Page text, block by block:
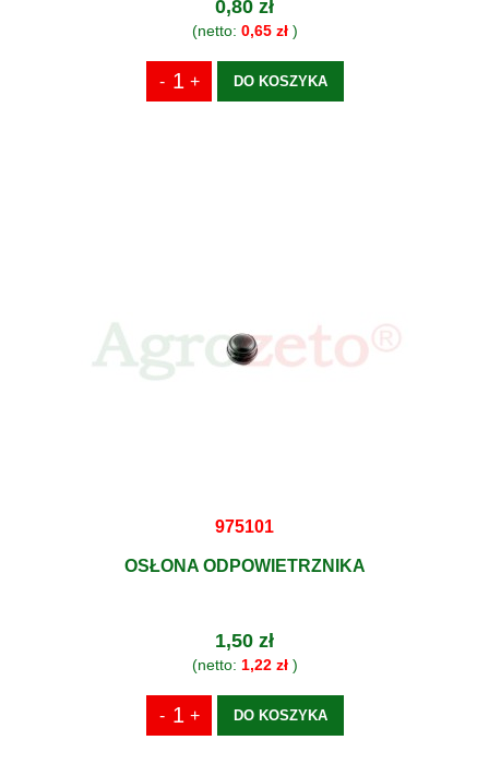
0,80 zł
(netto: 0,65 zł)
DO KOSZYKA
975101
OSŁONA ODPOWIETRZNIKA
1,50 zł
(netto: 1,22 zł)
DO KOSZYKA